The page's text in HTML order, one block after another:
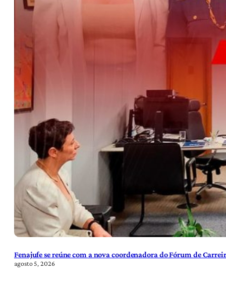
Fenajufe se reúne com a nova coordenadora do Fórum de
agosto 5, 2026